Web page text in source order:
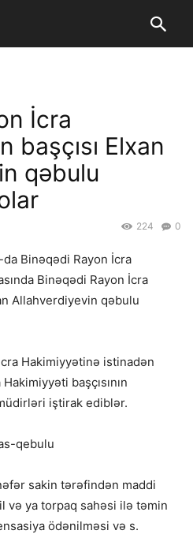
İcra
başçısı Elxan
qəbulu
0
224
da Binəqədi Rayon İcra
Binəqədi Rayon İcra
Allahverdiyevin qəbulu
Hakimiyyətinə istinadən
başçısının
iştirak ediblər.
sakin tərəfindən maddi
və ya torpaq sahəsi ilə təmin
ödənilməsi və s.